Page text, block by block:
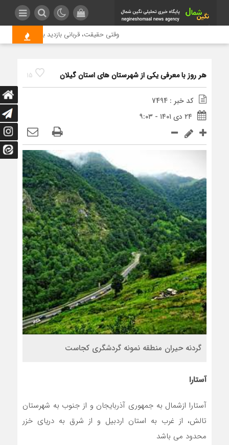
وقتی حقیقت، قربانی بازدید بیشتر می
15 هر روز با معرفی یکی از شهرستان های استان گیلان
کد خبر : 7494
۲۴ دی ۱۴۰۱ - ۹:۰۳
گردنه حیران منطقه نمونه گردشگری کجاست
آستارا
آستارا ازشمال به جمهوری آذربایجان و از جنوب به شهرستان
تالش، از غرب به استان اردبیل و از شرق به دریای خزر
محدود می باشد